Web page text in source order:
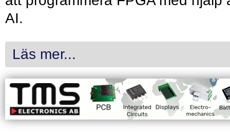
AI.
Läs mer...